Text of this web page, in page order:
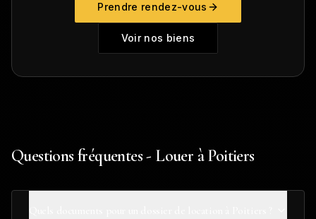
Prendre rendez-vous
Voir nos biens
Questions fréquentes - Louer à Poitiers